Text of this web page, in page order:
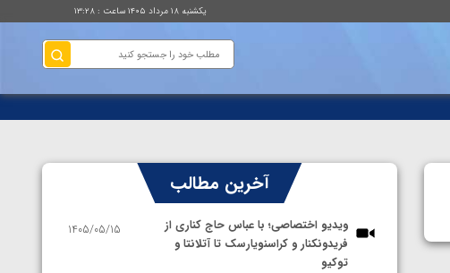
یکشنبه ۱۸ مرداد ۱۴۰۵ ساعت : ۱۳:۲۸
آخرین مطالب
ویدیو اختصاصی؛ با عباس حاج کناری از
فریدونکنار و کراسنویارسک تا آتلانتا و
توکیو
1405/05/15